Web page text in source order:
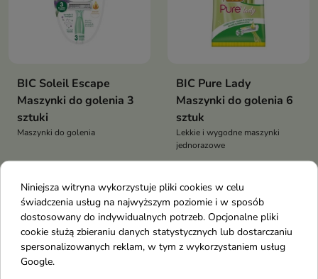
BIC Soleil Escape
Maszynki do golenia 3
sztuki
Maszynki do golenia
BIC Pure Lady
Maszynki do golenia 6
sztuk
Lekkie i wygodne maszynki
jednorazowe
favorite_border
Niniejsza witryna wykorzystuje pliki cookies w celu
świadczenia usług na najwyższym poziomie i w sposób
dostosowany do indywidualnych potrzeb. Opcjonalne pliki
cookie służą zbieraniu danych statystycznych lub dostarczaniu
spersonalizowanych reklam, w tym z wykorzystaniem usług
Google.